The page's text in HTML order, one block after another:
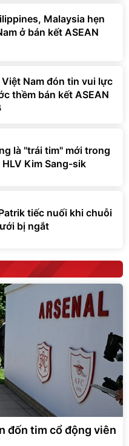
Malaysia hẹn
ở bán kết ASEAN
Nam đón tin vui lực
thềm bán kết ASEAN
là "trái tim" mới trong
Kim Sang-sik
tiếc nuối khi chuỗi
bị ngắt
đốn tim cổ động viên